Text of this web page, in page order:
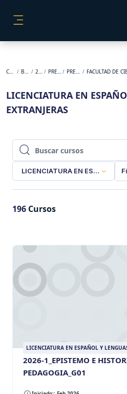
Cursos BACKUP 2026-1 PREGRADO PRESENCIAL
LICENCIATURA EN
EXTRANJERAS
Buscar cursos
Buscar cursos
LICENCIATURA EN ESPAÑOL Y
196 Cursos
LICENCIATURA EN ESPAÑOL Y
2026-1_EPISTEMO E
PEDAGOGIA_G01